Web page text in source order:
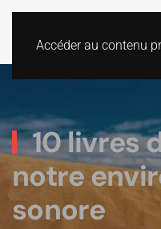
Accéder au contenu
10 livres
notre
sonore